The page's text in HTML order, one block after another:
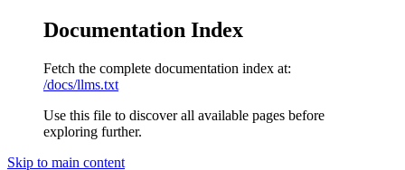
Documentation Index
Fetch the complete documentation index at:
/docs/llms.txt
Use this file to discover all available pages before
exploring further.
Skip to main content